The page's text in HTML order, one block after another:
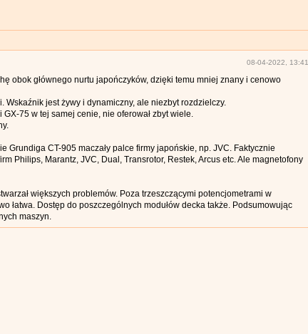
08-04-2022, 13:41
obok głównego nurtu japończyków, dzięki temu mniej znany i cenowo
jest żywy i dynamiczny, ale niezbyt rozdzielczy.
75 w tej samej cenie, nie oferował zbyt wiele.
CT-905 maczały palce firmy japońskie, np. JVC. Faktycznie
Philips, Marantz, JVC, Dual, Transrotor, Restek, Arcus etc. Ale magnetofony
większych problemów. Poza trzeszczącymi potencjometrami w
łatwa. Dostęp do poszczególnych modułów decka także. Podsumowując
maszyn.